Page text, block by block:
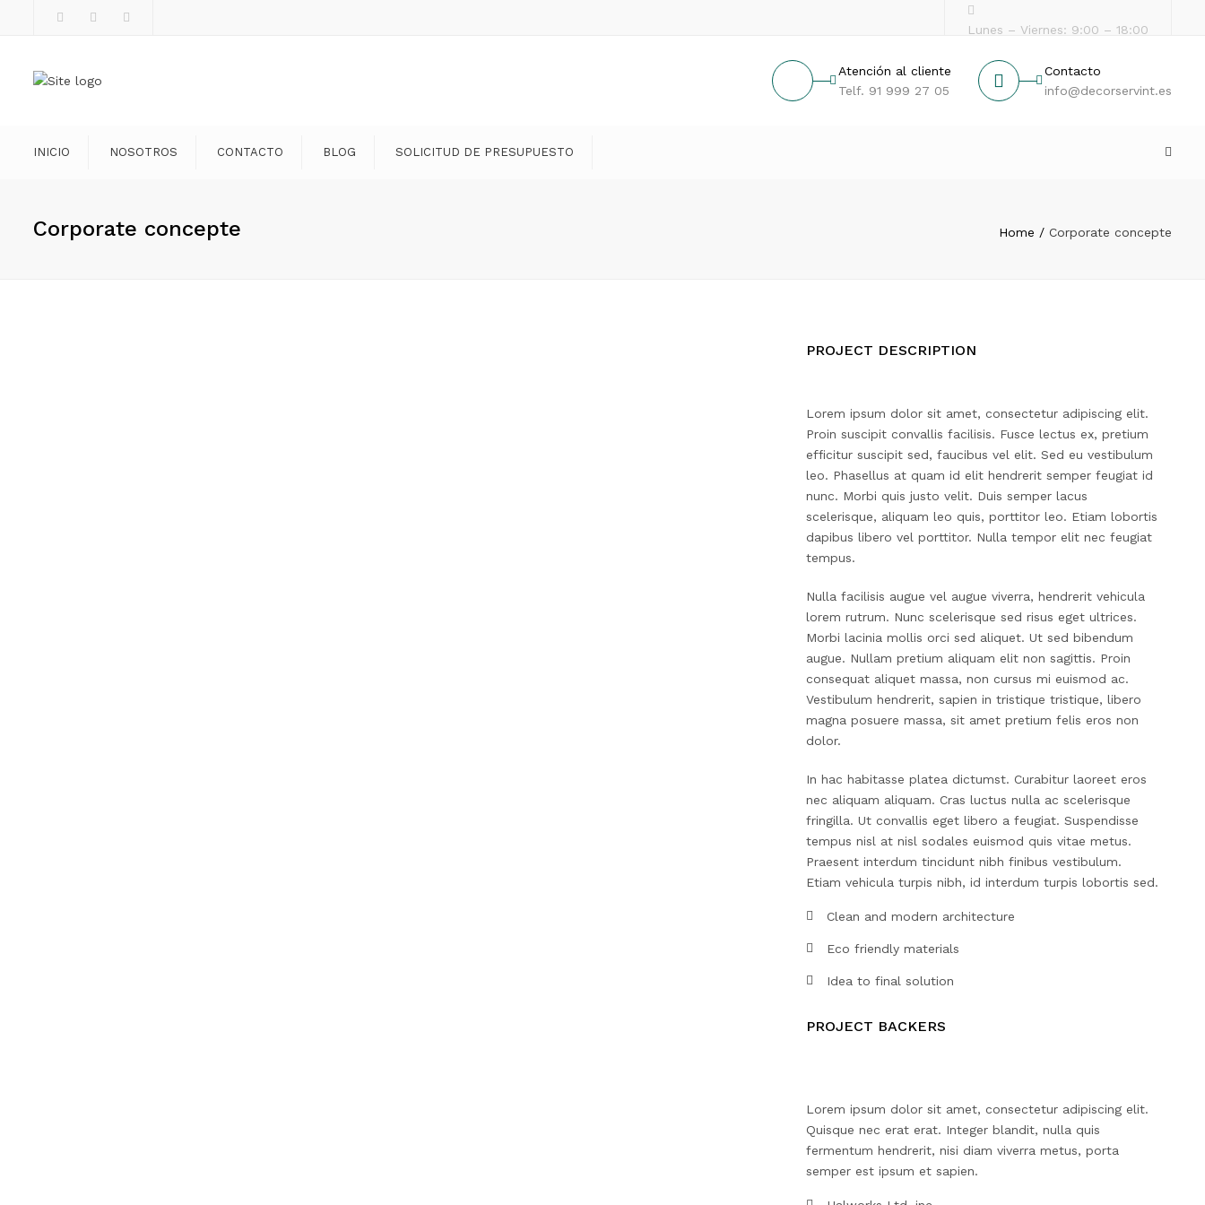
FacebookInstagram
Lunes – Viernes: 9:00 – 18:00
Atención al cliente
Telf. 91 999 27 05
Contacto
info@decorservint.es
INICIO NOSOTROS CONTACTO BLOG SOLICITUD DE PRESUPUESTO
Corporate concepte Home Corporate concepte
PROJECT DESCRIPTION
Lorem ipsum dolor sit amet, consectetur adipiscing elit.
Proin suscipit convallis facilisis. Fusce lectus ex, pretium
efficitur suscipit sed, faucibus vel elit. Sed eu vestibulum
leo. Phasellus at quam id elit hendrerit semper feugiat id
nunc. Morbi quis justo velit. Duis semper lacus
scelerisque, aliquam leo quis, porttitor leo. Etiam lobortis
dapibus libero vel porttitor. Nulla tempor elit nec feugiat
tempus.
Nulla facilisis augue vel augue viverra, hendrerit vehicula
lorem rutrum. Nunc scelerisque sed risus eget ultrices.
Morbi lacinia mollis orci sed aliquet. Ut sed bibendum
augue. Nullam pretium aliquam elit non sagittis. Proin
consequat aliquet massa, non cursus mi euismod ac.
Vestibulum hendrerit, sapien in tristique tristique, libero
magna posuere massa, sit amet pretium felis eros non
dolor.
In hac habitasse platea dictumst. Curabitur laoreet eros
nec aliquam aliquam. Cras luctus nulla ac scelerisque
fringilla. Ut convallis eget libero a feugiat. Suspendisse
tempus nisl at nisl sodales euismod quis vitae metus.
Praesent interdum tincidunt nibh finibus vestibulum.
Etiam vehicula turpis nibh, id interdum turpis lobortis sed.
Clean and modern architecture
Eco friendly materials
Idea to final solution
PROJECT BACKERS
Lorem ipsum dolor sit amet, consectetur adipiscing elit.
Quisque nec erat erat. Integer blandit, nulla quis
fermentum hendrerit, nisi diam viverra metus, porta
semper est ipsum et sapien.